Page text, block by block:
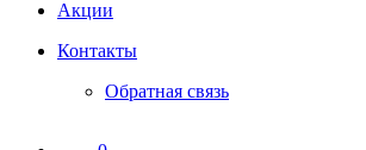
Акции
Контакты
Обратная связь